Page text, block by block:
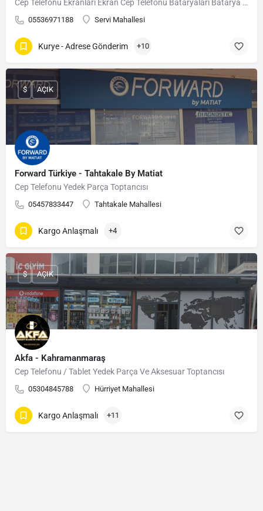
Cep Telefonu Ekranları Ekran Cep Telefonu Bataryaları Batarya Cep Telefonu Aksesuarları…
05536971188 Servi Mahallesi
Kurye - Adrese Gönderim +10
Forward Türkiye - Tahtakale By Matiat
Cep Telefonu Yedek Parça Toptancısı
05457833447 Tahtakale Mahallesi
$ AÇIK
Kargo Anlaşmalı +4
Akfa - Kahramanmaraş
Cep Telefonu / Tablet Yedek Parça Ve Aksesuar Toptancısı
05304845788 Hürriyet Mahallesi
$ AÇIK
Kargo Anlaşmalı +11